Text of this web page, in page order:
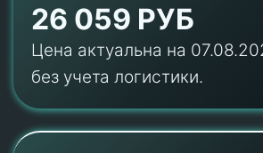
26 059 РУБ
Цена актуальна на
без учета логистики.